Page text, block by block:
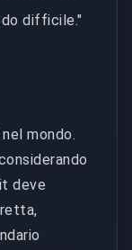
difficile."
mondo.
deve